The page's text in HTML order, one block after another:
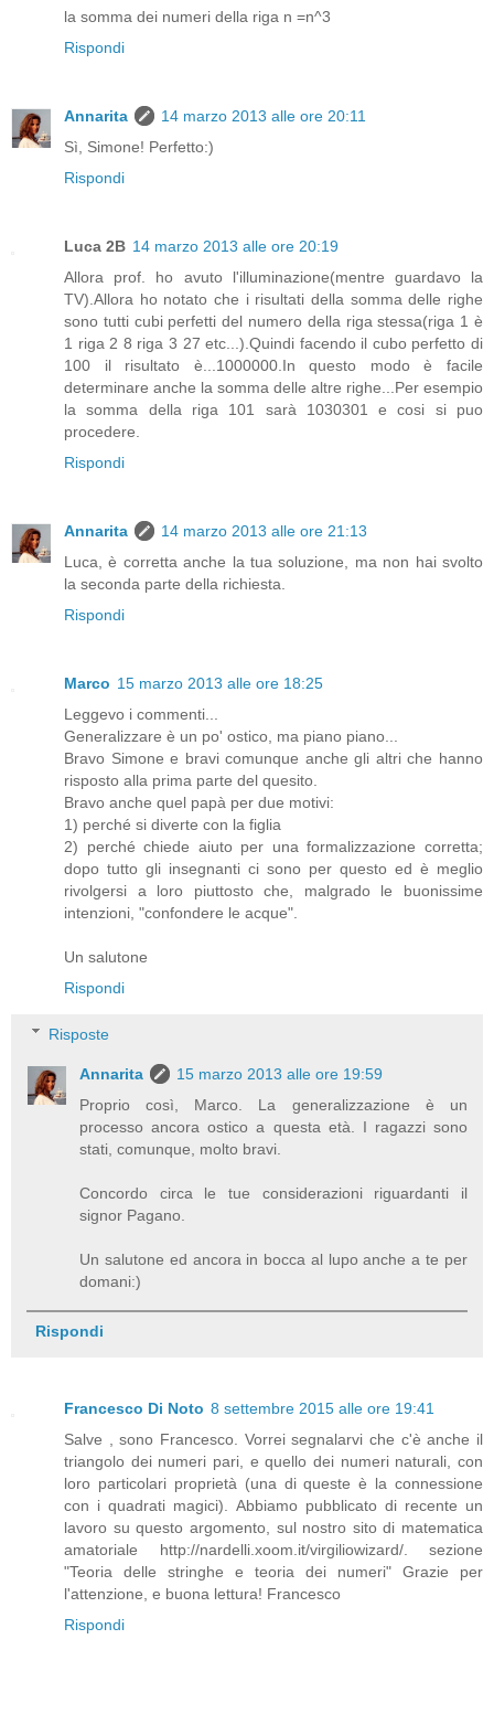
la somma dei numeri della riga n =n^3
Rispondi
Annarita
14 marzo 2013 alle ore 20:11
Sì, Simone! Perfetto:)
Rispondi
Luca 2B 14 marzo 2013 alle ore 20:19
Allora prof. ho avuto l'illuminazione(mentre guardavo la
TV).Allora ho notato che i risultati della somma delle righe
sono tutti cubi perfetti del numero della riga stessa(riga 1 è
1 riga 2 8 riga 3 27 etc...).Quindi facendo il cubo perfetto di
100 il risultato è...1000000.In questo modo è facile
determinare anche la somma delle altre righe...Per esempio
la somma della riga 101 sarà 1030301 e cosi si puo
procedere.
Rispondi
Annarita
14 marzo 2013 alle ore 21:13
Luca, è corretta anche la tua soluzione, ma non hai svolto
la seconda parte della richiesta.
Rispondi
Marco 15 marzo 2013 alle ore 18:25
Leggevo i commenti...
Generalizzare è un po' ostico, ma piano piano...
Bravo Simone e bravi comunque anche gli altri che hanno
risposto alla prima parte del quesito.
Bravo anche quel papà per due motivi:
1) perché si diverte con la figlia
2) perché chiede aiuto per una formalizzazione corretta;
dopo tutto gli insegnanti ci sono per questo ed è meglio
rivolgersi a loro piuttosto che, malgrado le buonissime
intenzioni, "confondere le acque".
Un salutone
Rispondi
Risposte
Annarita
15 marzo 2013 alle ore 19:59
Proprio così, Marco. La generalizzazione è un
processo ancora ostico a questa età. I ragazzi sono
stati, comunque, molto bravi.
Concordo circa le tue considerazioni riguardanti il
signor Pagano.
Un salutone ed ancora in bocca al lupo anche a te per
domani:)
Rispondi
Francesco Di Noto 8 settembre 2015 alle ore 19:41
Salve , sono Francesco. Vorrei segnalarvi che c'è anche il
triangolo dei numeri pari, e quello dei numeri naturali, con
loro particolari proprietà (una di queste è la connessione
con i quadrati magici). Abbiamo pubblicato di recente un
lavoro su questo argomento, sul nostro sito di matematica
amatoriale http://nardelli.xoom.it/virgiliowizard/. sezione
"Teoria delle stringhe e teoria dei numeri" Grazie per
l'attenzione, e buona lettura! Francesco
Rispondi